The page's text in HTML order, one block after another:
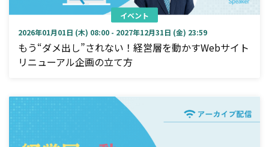
イベント
2026年01月01日 (木) 08:00 - 2027年12月31日 (金) 23:59
もう“ダメ出し”されない！経営層を動かすWebサイト
リニューアル企画の立て方